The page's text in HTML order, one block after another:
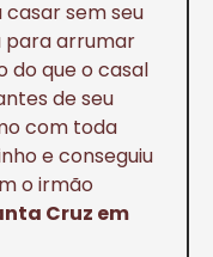
sem seu
para arrumar
do que o casal
de seu
com toda
e conseguiu
o irmão
Cruz em